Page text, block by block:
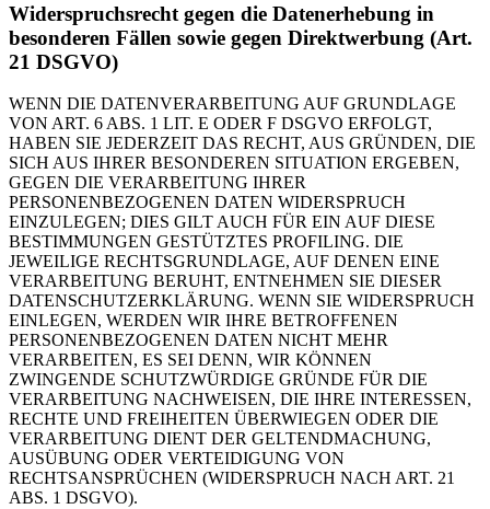
Widerspruchsrecht gegen die Datenerhebung in
besonderen Fällen sowie gegen Direktwerbung (Art.
21 DSGVO)
WENN DIE DATENVERARBEITUNG AUF GRUNDLAGE
VON ART. 6 ABS. 1 LIT. E ODER F DSGVO ERFOLGT,
HABEN SIE JEDERZEIT DAS RECHT, AUS GRÜNDEN, DIE
SICH AUS IHRER BESONDEREN SITUATION ERGEBEN,
GEGEN DIE VERARBEITUNG IHRER
PERSONENBEZOGENEN DATEN WIDERSPRUCH
EINZULEGEN; DIES GILT AUCH FÜR EIN AUF DIESE
BESTIMMUNGEN GESTÜTZTES PROFILING. DIE
JEWEILIGE RECHTSGRUNDLAGE, AUF DENEN EINE
VERARBEITUNG BERUHT, ENTNEHMEN SIE DIESER
DATENSCHUTZERKLÄRUNG. WENN SIE WIDERSPRUCH
EINLEGEN, WERDEN WIR IHRE BETROFFENEN
PERSONENBEZOGENEN DATEN NICHT MEHR
VERARBEITEN, ES SEI DENN, WIR KÖNNEN
ZWINGENDE SCHUTZWÜRDIGE GRÜNDE FÜR DIE
VERARBEITUNG NACHWEISEN, DIE IHRE INTERESSEN,
RECHTE UND FREIHEITEN ÜBERWIEGEN ODER DIE
VERARBEITUNG DIENT DER GELTENDMACHUNG,
AUSÜBUNG ODER VERTEIDIGUNG VON
RECHTSANSPRÜCHEN (WIDERSPRUCH NACH ART. 21
ABS. 1 DSGVO).